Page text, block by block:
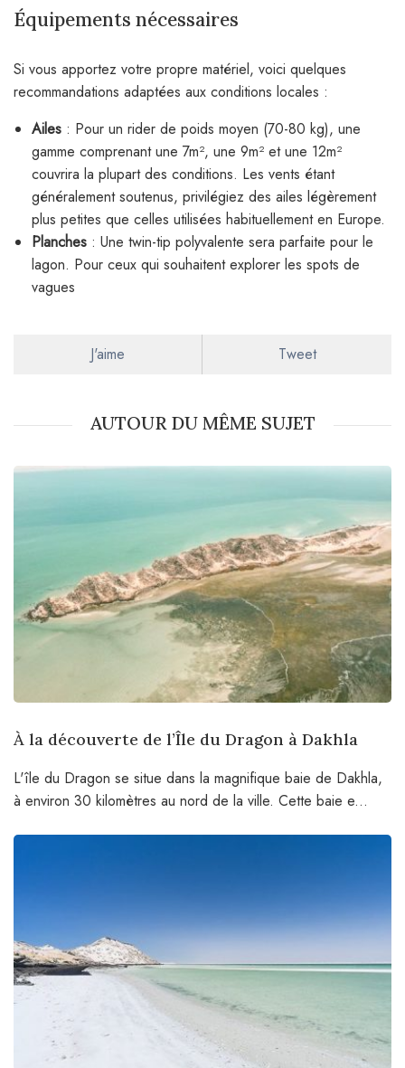
Équipements nécessaires
Si vous apportez votre propre matériel, voici quelques
recommandations adaptées aux conditions locales :
Ailes : Pour un rider de poids moyen (70-80 kg), une
gamme comprenant une 7m², une 9m² et une 12m²
couvrira la plupart des conditions. Les vents étant
généralement soutenus, privilégiez des ailes légèrement
plus petites que celles utilisées habituellement en Europe.
Planches : Une twin-tip polyvalente sera parfaite pour le
lagon. Pour ceux qui souhaitent explorer les spots de
vagues
J'aime Tweet
AUTOUR DU MÊME SUJET
À la découverte de l’Île du Dragon à Dakhla
L'île du Dragon se situe dans la magnifique baie de Dakhla,
à environ 30 kilomètres au nord de la ville. Cette baie e...